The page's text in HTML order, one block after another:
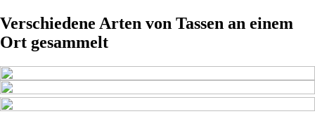
Verschiedene Arten von Tassen an einem
Ort gesammelt